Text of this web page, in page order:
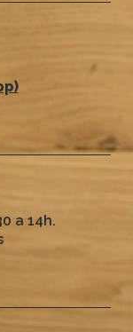
a 14h.